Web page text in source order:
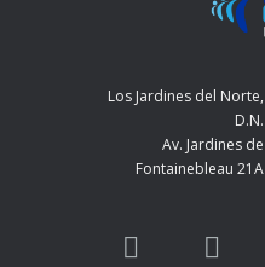
Los Jardines del Norte,
D.N.
Av. Jardines de
Fontainebleau 21A